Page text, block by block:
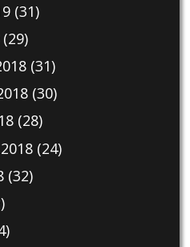
(31)
(31)
(30)
(28)
(24)
(32)